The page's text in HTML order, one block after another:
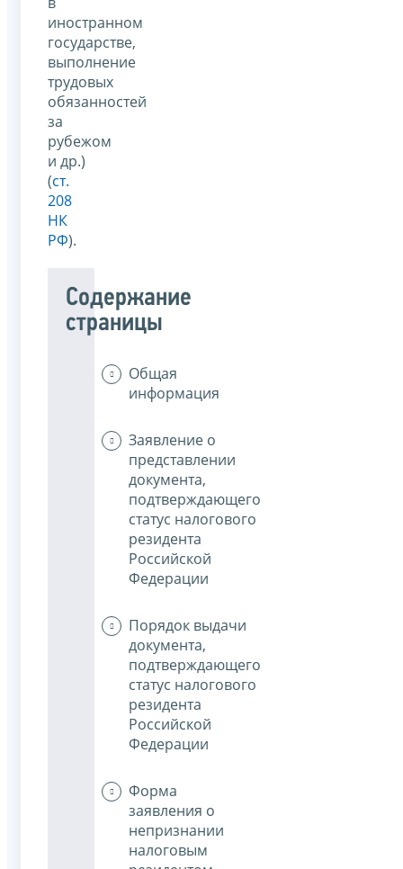
иностранном
государстве,
выполнение
трудовых
обязанностей
за
рубежом
и др.)
(ст.
208
НК
РФ).
Содержание
страницы
Общая
информация
Заявление о
представлении
документа,
подтверждающего
статус налогового
резидента
Российской
Федерации
Порядок выдачи
документа,
подтверждающего
статус налогового
резидента
Российской
Федерации
Форма
заявления о
непризнании
налоговым